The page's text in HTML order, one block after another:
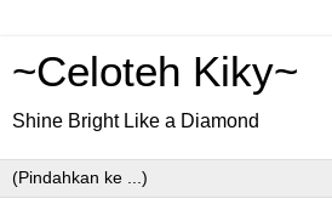
~Celoteh Kiky~
Shine Bright Like a Diamond